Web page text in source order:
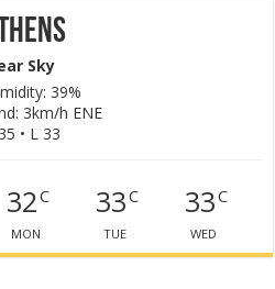
Sky
39%
3km/h ENE
• L 33
32C
MON
33C
TUE
33C
WED